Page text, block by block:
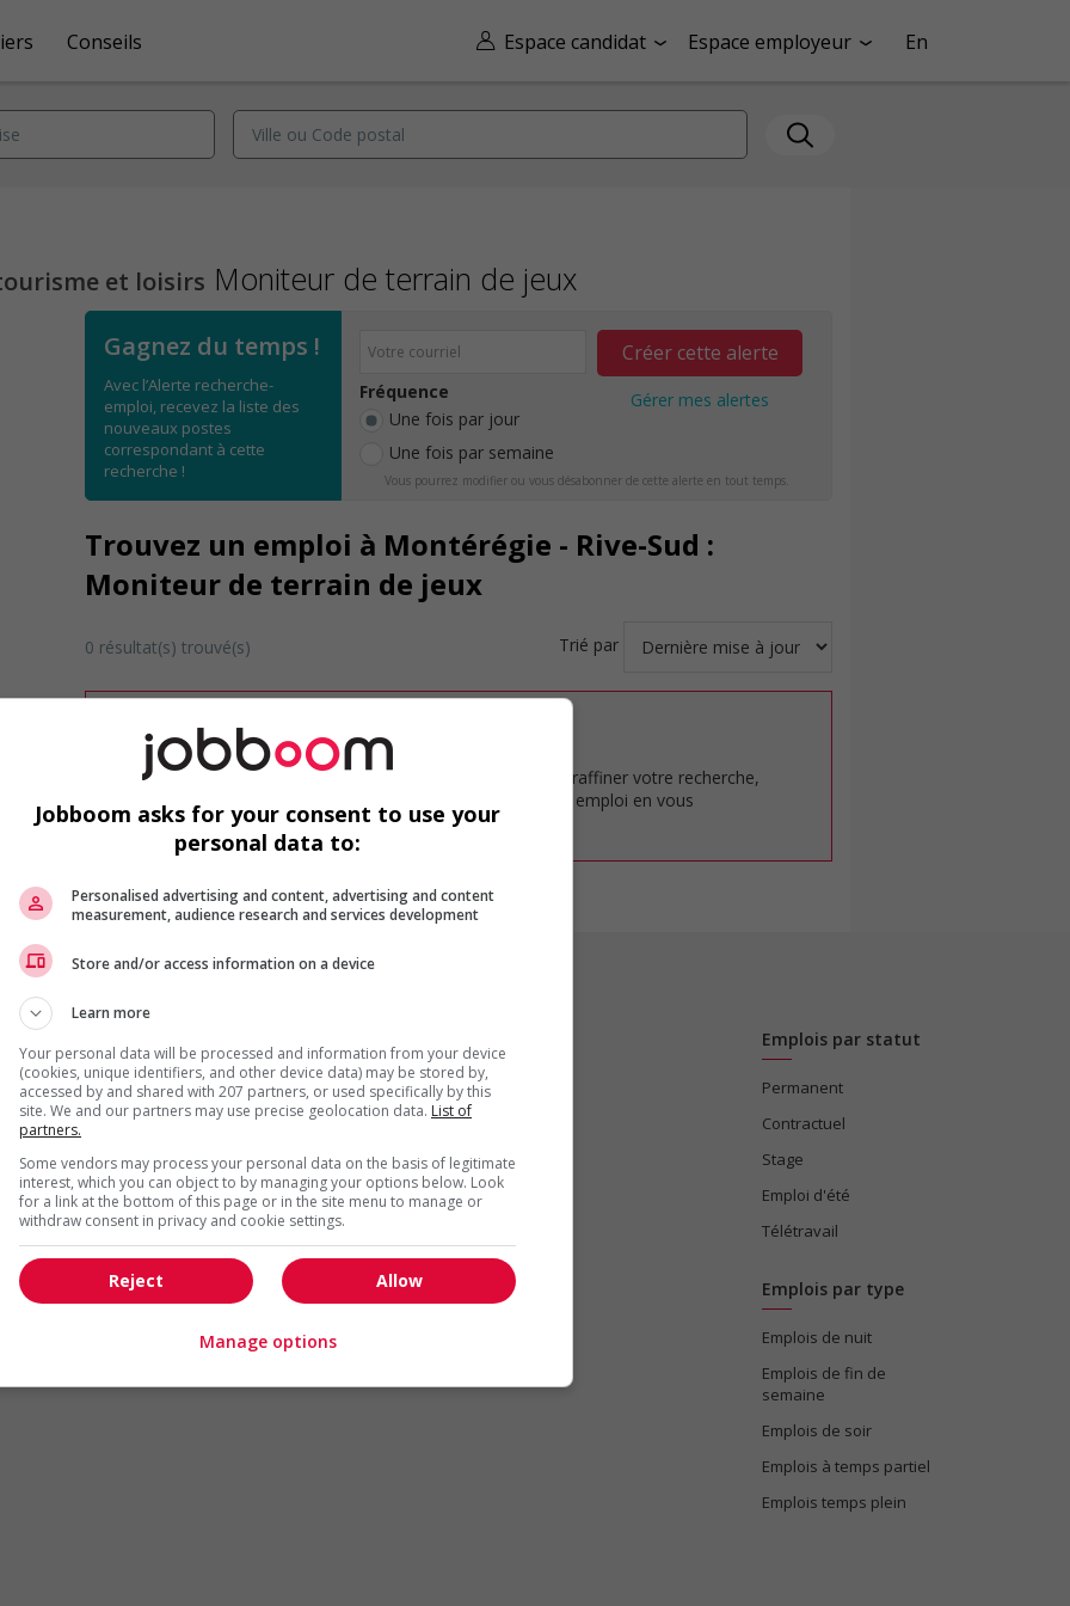
Espace candidat Espace employeur En
Conseils
et loisirs Moniteur de terrain de jeux
Gagnez du temps !
Avec l’Alerte recherche-
emploi, recevez la liste des
nouveaux postes
correspondant à cette
recherche !
Fréquence
Une fois par jour
Une fois par semaine
Créer cette alerte
Gérer mes alertes
Vous pourrez modifier ou vous désabonner de cette alerte en tout temps.
Trouvez un emploi à Montérégie - Rive-Sud :
Moniteur de terrain de jeux
0 résultat(s) trouvé(s) Trié par
Désolé, cette recherche n'a produit aucun résultat.
Veuillez faire une nouvelle recherche.
Vous pouvez en tout temps utiliser nos outils pour raffiner votre recherche,
ou chercher un poste selon votre profil d'intérêt en emploi en vous
inscrivantcomme membre Jobboom.
Arts et métiers de la mode Automobile et transport
Cadres supérieurs
Commerce / Offres de services
Comptabilité / Assurance
Construction / Manutention
Droit
Ingénierie / Sciences
Marketing / Communication
Ressources humaines
Tourisme / Hôtellerie
Santé
Emplois par statut
Permanent
Contractuel
Stage
Emploi d'été
Télétravail
Emplois par type
Emplois de nuit
Emplois de fin de
semaine
Emplois de soir
Emplois à temps partiel
Emplois temps plein
Jobboom asks for your consent to use your
personal data to:
Personalised advertising and content, advertising and content
measurement, audience research and services development
Store and/or access information on a device
Learn more
Your personal data will be processed and information from your device
(cookies, unique identifiers, and other device data) may be stored by,
accessed by and shared with 207 partners, or used specifically by this
site. We and our partners may use precise geolocation data. List of
partners.
Some vendors may process your personal data on the basis of legitimate
interest, which you can object to by managing your options below. Look
for a link at the bottom of this page or in the site menu to manage or
withdraw consent in privacy and cookie settings.
Allow
Reject
Manage options